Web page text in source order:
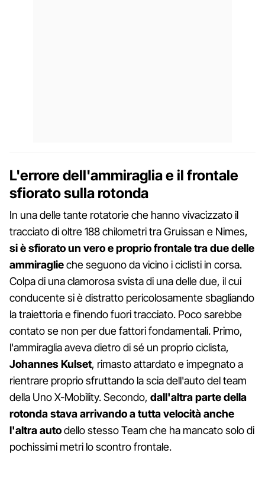
L'errore dell'ammiraglia e il frontale
sfiorato sulla rotonda
In una delle tante rotatorie che hanno vivacizzato il
tracciato di oltre 188 chilometri tra Gruissan e Nimes,
si è sfiorato un vero e proprio frontale tra due delle
ammiraglieche seguono da vicino i ciclisti in corsa.
Colpa di una clamorosa svista di una delle due, il cui
conducente si è distratto pericolosamente sbagliando
la traiettoria e finendo fuori tracciato. Poco sarebbe
contato se non per due fattori fondamentali. Primo,
l'ammiraglia aveva dietro di sé un proprio ciclista,
Johannes Kulset, rimasto attardato e impegnato a
rientrare proprio sfruttando la scia dell'auto del team
della Uno X-Mobility. Secondo, dall'altra parte della
rotonda stava arrivando a tutta velocità anche
l'altra autodello stesso Team che ha mancato solo di
pochissimi metri lo scontro frontale.